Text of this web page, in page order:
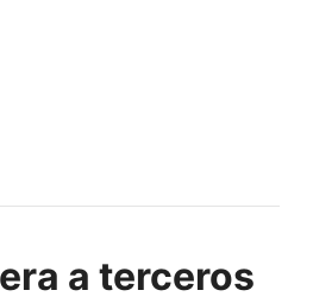
a terceros